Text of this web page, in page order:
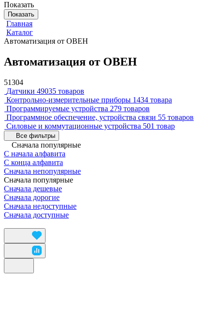
Показать
Показать
Главная
Каталог
Автоматизация от ОВЕН
Автоматизация от ОВЕН
51304
Датчики 49035 товаров
Контрольно-измерительные приборы 1434 товара
Программируемые устройства 279 товаров
Программное обеспечение, устройства связи 55 товаров
Силовые и коммутационные устройства 501 товар
Все фильтры
Сначала популярные
С начала алфавита
С конца алфавита
Сначала непопулярные
Сначала популярные
Сначала дешевые
Сначала дорогие
Сначала недоступные
Сначала доступные